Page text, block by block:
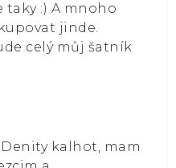
taky :) A mnoho
jinde.
celý můj šatník
z 5 hvězdiček.
kalhot, mam